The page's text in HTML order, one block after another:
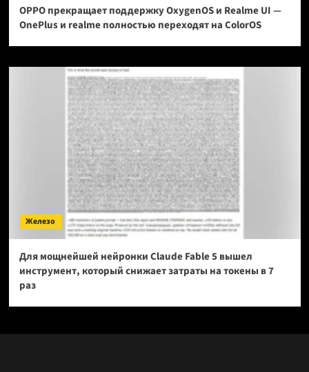
OPPO прекращает поддержку OxygenOS и Realme UI —
OnePlus и realme полностью переходят на ColorOS
Железо
Для мощнейшей нейронки Claude Fable 5 вышел
инструмент, который снижает затраты на токены в 7
раз